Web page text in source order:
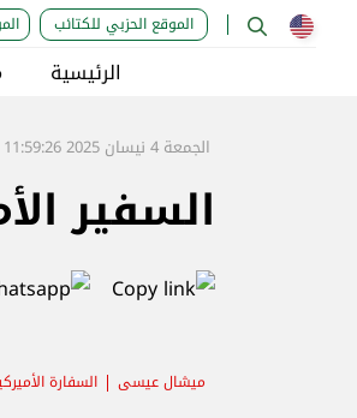
الموقع الحزبي للكتائب
الرئيسية
الجمعة 4 نيسان 2025 11:59:26
السفير
ميشال عيسى السفارة